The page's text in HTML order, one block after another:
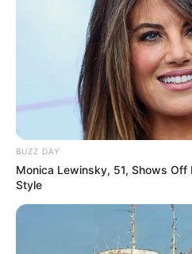
BUZZ DAY
Monica Lewinsky, 51, Shows Off
Style